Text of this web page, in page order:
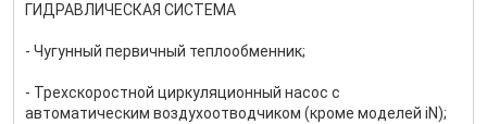
ГИДРАВЛИЧЕСКАЯ СИСТЕМА
- Чугунный первичный теплообменник;
- Трехскоростной циркуляционный насос с
автоматическим воздухоотводчиком (кроме моделей iN);